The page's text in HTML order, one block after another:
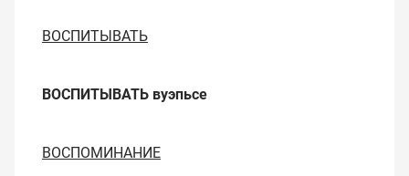
ВОСПИТЫВАТЬ
ВОСПИТЫВАТЬ вуэпьсе
ВОСПОМИНАНИЕ